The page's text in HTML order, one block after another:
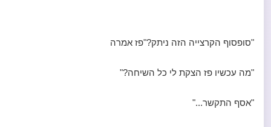
"סופסוף הקרצייה הזה ניתק?"פז אמרה
"מה עכשיו פז הצקת לי כל השיחה?"
"אסף התקשר..."